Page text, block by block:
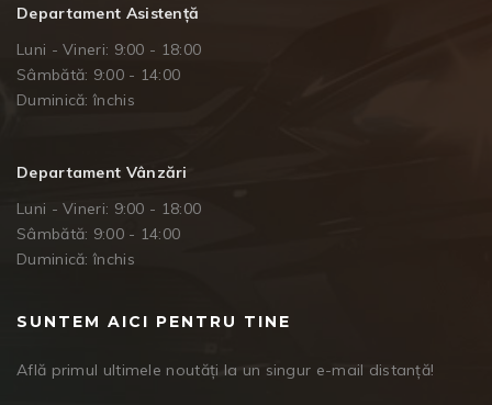
Departament Asistență
Luni - Vineri: 9:00 - 18:00
Sâmbătă: 9:00 - 14:00
Duminică: închis
Departament Vânzări
Luni - Vineri: 9:00 - 18:00
Sâmbătă: 9:00 - 14:00
Duminică: închis
SUNTEM AICI PENTRU TINE
Află primul ultimele noutăți la un singur e-mail distanță!